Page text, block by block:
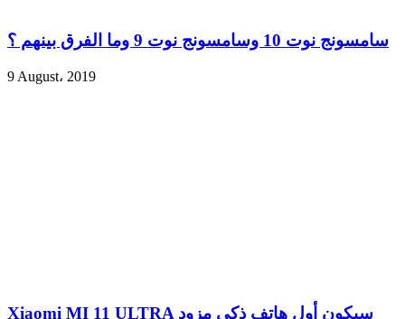
سامسونج نوت 10 وسامسونج نوت 9 وما الفرق بينهم ؟
9 August، 2019
Xiaomi MI 11 ULTRA سيكون أول هاتف ذكي مزود